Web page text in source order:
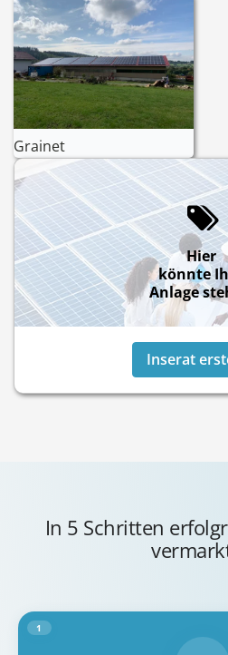
Grainet
Hier
könnte
Anlage
Inserat
In 5 Schritten
1